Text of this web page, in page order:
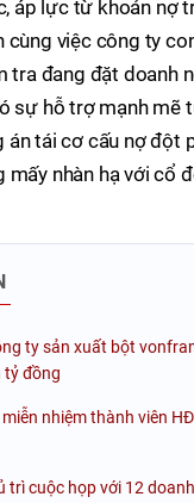
áp lực từ khoản nợ
cùng việc công ty
tra đang đặt doanh
sự hỗ trợ mạnh mẽ
tái cơ cấu nợ đột
mấy nhàn hạ với cổ
ty sản xuất bột
tỷ đồng
nhiệm thành viên
trì cuộc họp với 12